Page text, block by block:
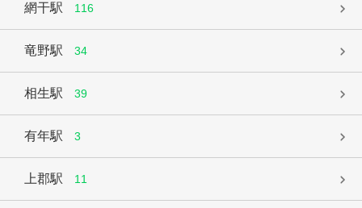
網干駅 116
竜野駅 34
相生駅 39
有年駅 3
上郡駅 11